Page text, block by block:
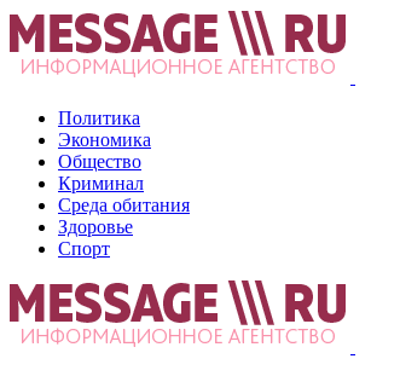
Политика
Экономика
Общество
Криминал
Среда обитания
Здоровье
Спорт